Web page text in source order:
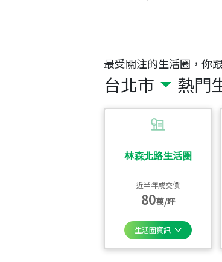
最受關注的生活圈，你
台北市 熱門
林森北路生活圈
近半年成交價
80萬/坪
生活圈資訊